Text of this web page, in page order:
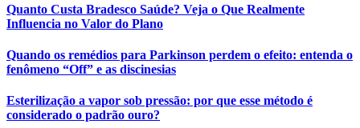
Quanto Custa Bradesco Saúde? Veja o Que Realmente
Influencia no Valor do Plano
Quando os remédios para Parkinson perdem o efeito: entenda o
fenômeno “Off” e as discinesias
Esterilização a vapor sob pressão: por que esse método é
considerado o padrão ouro?